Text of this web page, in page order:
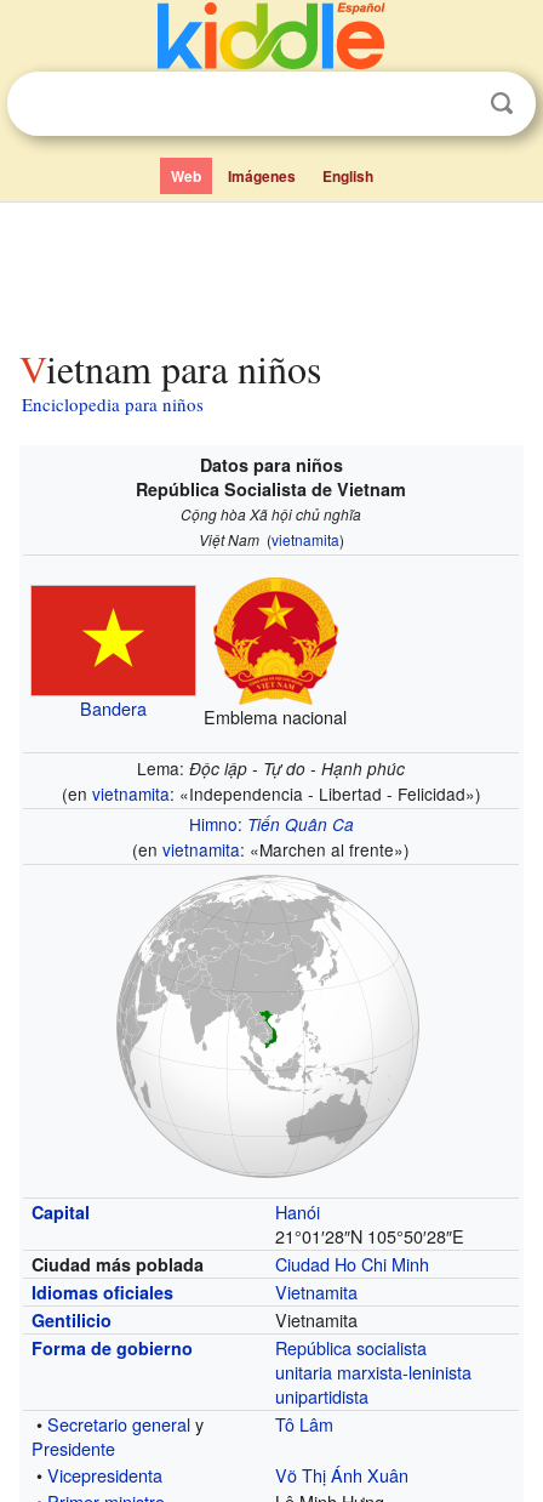
Web Imágenes English
Vietnam para niños
Enciclopedia para niños
Datos para niños
República Socialista de Vietnam
Cộng hòa Xã hội chủ nghĩa
Việt Nam (vietnamita)
Bandera Emblema nacional
Lema:Ðộc lập - Tự do - Hạnh phúc
(en vietnamita: «Independencia - Libertad - Felicidad»)
Himno: Tiến Quân Ca
(envietnamita: «Marchen al frente»)
Capital
Hanói
21°01′28″N 105°50′28″E
Ciudad más poblada Ciudad Ho Chi Minh
Idiomas oficiales Vietnamita
Gentilicio Vietnamita
Forma de gobierno República socialista
unitaria marxista-leninista
unipartidista
•Secretario generaly
Presidente
Tô Lâm
•Vicepresidenta
Võ Thị Ánh Xuân